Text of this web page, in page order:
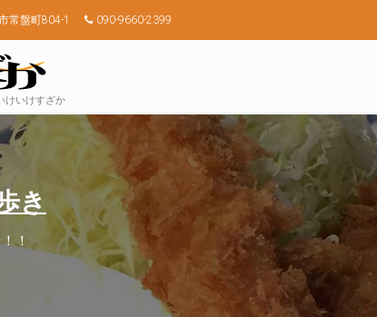
常盤町804-1 090-9660-2399
けいけすざか
き
！